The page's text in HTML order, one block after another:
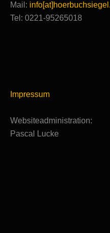
Mail:
Tel: 0221-95265018
Impressum
Websiteadministration:
Pascal Lucke